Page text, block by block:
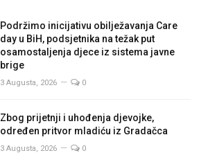
Podržimo inicijativu obilježavanja Care
day u BiH, podsjetnika na težak put
osamostaljenja djece iz sistema javne
brige
3 Augusta, 2026 0
Zbog prijetnji i uhođenja djevojke,
određen pritvor mladiću iz Gradačca
3 Augusta, 2026 0